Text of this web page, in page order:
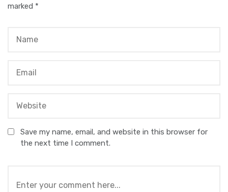
marked *
Save my name, email, and website in this browser for
the next time I comment.